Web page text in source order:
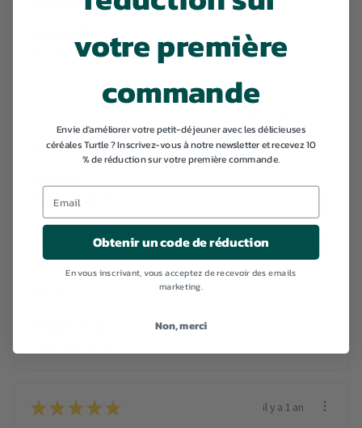
mein Empfinden zu süß.
Zwönitz, Germany
Wonderful!
Riemst, Belgium
★★★★★ il y a 8 mois
★★★★★ il y a 1 an
votre première
commande
Envie d'améliorer votre petit-déjeuner avec les délicieuses
céréales Turtle ? Inscrivez-vous à notre newsletter et recevez 10
% de réduction sur votre première commande.
Obtenir un code de réduction
En vous inscrivant, vous acceptez de recevoir des emails
marketing.
Non, merci